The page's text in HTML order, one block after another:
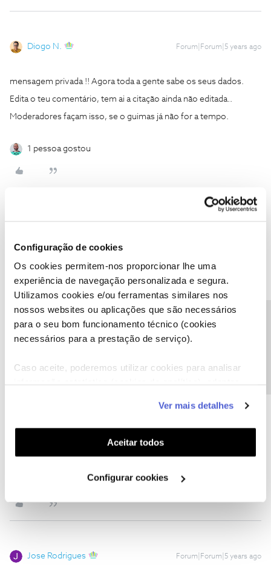
Configuração de cookies
Os cookies permitem-nos proporcionar lhe uma
experiência de navegação personalizada e segura.
Utilizamos cookies e/ou ferramentas similares nos
nossos websites ou aplicações que são necessários
para o seu bom funcionamento técnico (cookies
necessários para a prestação de serviço).
Caso aceite, poderemos utilizar cookies para analisar
funcionalidades (cookies de personalização e
funcionalidade) e adaptar anúncios aos seus interesses
(cookies de publicidade personalizada). Pode gerir a
utilização dos cookies clicando em "Configurar
Ver mais detalhes
Aceitar todos
Configurar cookies
Diogo N. Forum|Forum|5 years ago
mensagem privada !! Agora toda a gente sabe os seus dados.
Edita o teu comentário, tem ai a citação ainda não editada..
Moderadores façam isso, se o guimas já não for a tempo.
1 pessoa gostou
Boa noite@Natércia de Lima,
Lamentamos o transtorno @Natércia de Lima
pela comunidade envie-nos por favor, uma mensagem privada
com o seu número de cliente, para o perfil @Fórum.
Agradecemos o alerta @Diogo S. e@Diogo Nogueira
Obrigado
Siga os perfis da moderação, através da opção "Seguir", para estar
sempre a par das ultimas novidades.
2 pessoas gostaram
Jose Rodrigues Forum|Forum|5 years ago